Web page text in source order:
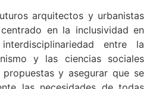
arquitectos y urbanistas
en la inclusividad en
entre la
y las ciencias sociales
y asegurar que se